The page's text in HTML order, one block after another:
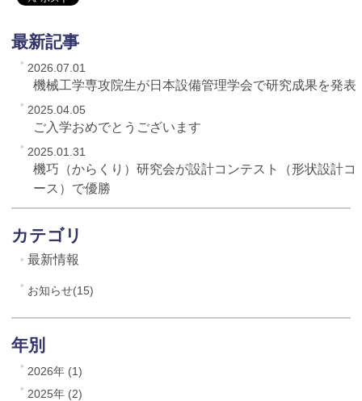
最新記事
2026.07.01
機械工学専攻院生が日本設備管理学会で研究成果を発表
2025.04.05
ご入学おめでとうございます
2025.01.31
機巧（からくり）研究会が設計コンテスト（形状設計コ
ース）で優勝
カテゴリ
最新情報
お知らせ(15)
年別
2026年 (1)
2025年 (2)